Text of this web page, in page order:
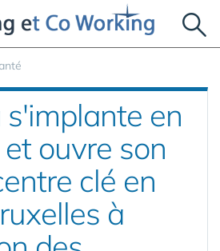
en
ouvre son
clé en
à
cookies